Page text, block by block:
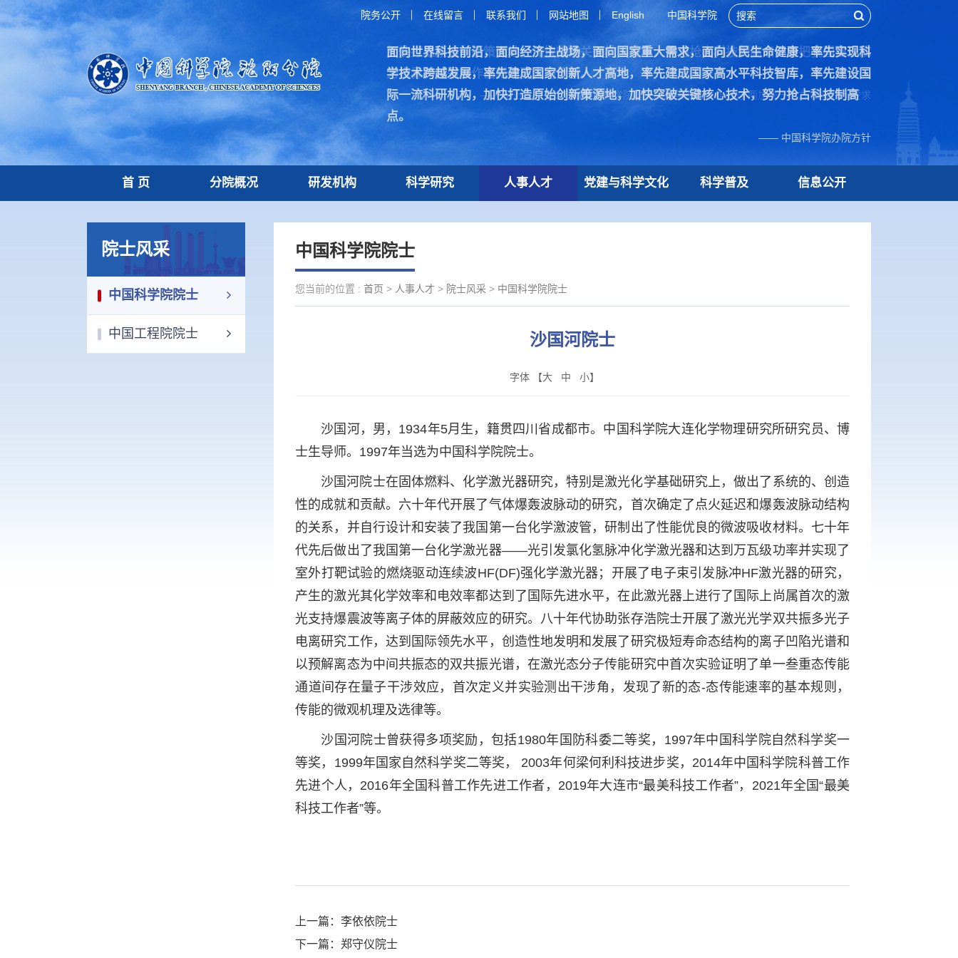
院务公开 在线留言 联系我们 网站地图 English 中国科学院
面向世界科技前沿，面向经济主战场，面向国家重大需求，面向人民生命健康，率先实现科
学技术跨越发展，率先建成国家创新人才高地，率先建成国家高水平科技智库，率先建设国
际一流科研机构，加快打造原始创新策源地，加快突破关键核心技术，努力抢占科技制高
点。
—— 中国科学院办院方针
加快打造原始创新策源地，加快突破关键核心技术，努力抢占科技制高点，为把我国建设成
为世界科技强国作出新的更大的贡献。
—— 习近平总书记在致中国科学院建院70周年贺信中作出的“两加快一努力”重要指示要求
首 页 分院概况 研发机构 科学研究 人事人才 党建与科学文化 科学普及 信息公开
院士风采
中国科学院院士
中国工程院院士
中国科学院院士
您当前的位置 : 首页 > 人事人才 > 院士风采 > 中国科学院院士
沙国河院士
字体 【大 中 小】
沙国河，男，1934年5月生，籍贯四川省成都市。中国科学院大连化学物理研究所研究员、博
士生导师。1997年当选为中国科学院院士。
沙国河院士在固体燃料、化学激光器研究，特别是激光化学基础研究上，做出了系统的、创造
性的成就和贡献。六十年代开展了气体爆轰波脉动的研究，首次确定了点火延迟和爆轰波脉动结构
的关系，并自行设计和安装了我国第一台化学激波管，研制出了性能优良的微波吸收材料。七十年
代先后做出了我国第一台化学激光器——光引发氯化氢脉冲化学激光器和达到万瓦级功率并实现了
室外打靶试验的燃烧驱动连续波HF(DF)强化学激光器；开展了电子束引发脉冲HF激光器的研究，
产生的激光其化学效率和电效率都达到了国际先进水平，在此激光器上进行了国际上尚属首次的激
光支持爆震波等离子体的屏蔽效应的研究。八十年代协助张存浩院士开展了激光光学双共振多光子
电离研究工作，达到国际领先水平，创造性地发明和发展了研究极短寿命态结构的离子凹陷光谱和
以预解离态为中间共振态的双共振光谱，在激光态分子传能研究中首次实验证明了单一叁重态传能
通道间存在量子干涉效应，首次定义并实验测出干涉角，发现了新的态-态传能速率的基本规则，
传能的微观机理及选律等。
沙国河院士曾获得多项奖励，包括1980年国防科委二等奖，1997年中国科学院自然科学奖一
等奖，1999年国家自然科学奖二等奖， 2003年何梁何利科技进步奖，2014年中国科学院科普工作
先进个人，2016年全国科普工作先进工作者，2019年大连市“最美科技工作者”，2021年全国“最美
科技工作者”等。
上一篇：李依依院士
下一篇：郑守仪院士